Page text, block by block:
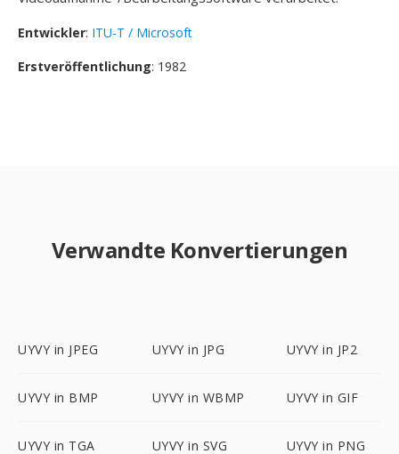
Entwickler: ITU-T / Microsoft
Erstveröffentlichung: 1982
Verwandte Konvertierungen
UYVY in JPEG UYVY in JPG UYVY in JP2
UYVY in BMP UYVY in WBMP UYVY in GIF
UYVY in TGA UYVY in SVG UYVY in PNG